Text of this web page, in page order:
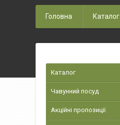
Головна Каталог
Каталог
Чавунний посуд
Акційні пропозиції